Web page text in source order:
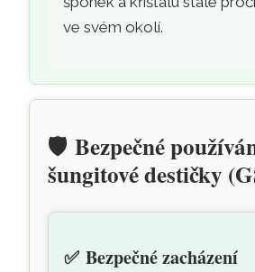
ve svém okolí.
🛡️Bezpečné
šungitové destičky
✅Bezpečné zacházení